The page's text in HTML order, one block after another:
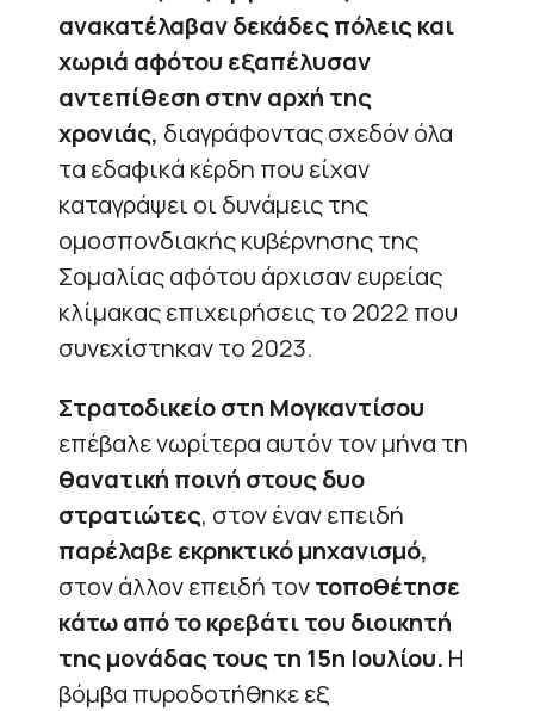
ανακατέλαβαν δεκάδες πόλεις και
χωριά αφότου εξαπέλυσαν
αντεπίθεση στην αρχή της
χρονιάς, διαγράφοντας σχεδόν όλα
τα εδαφικά κέρδη που είχαν
καταγράψει οι δυνάμεις της
ομοσπονδιακής κυβέρνησης της
Σομαλίας αφότου άρχισαν ευρείας
κλίμακας επιχειρήσεις το 2022 που
συνεχίστηκαν το 2023.
Στρατοδικείο στη Μογκαντίσου
επέβαλε νωρίτερα αυτόν τον μήνα τη
θανατική ποινή στους δυο
στρατιώτες, στον έναν επειδή
παρέλαβε εκρηκτικό μηχανισμό,
στον άλλον επειδή τοντοποθέτησε
κάτω από το κρεβάτι του διοικητή
της μονάδας τους τη 15η Ιουλίου. Η
βόμβα πυροδοτήθηκε εξ